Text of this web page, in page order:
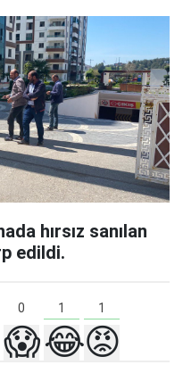
hırsız sanılan
edildi.
0 1 1
😱😂😡